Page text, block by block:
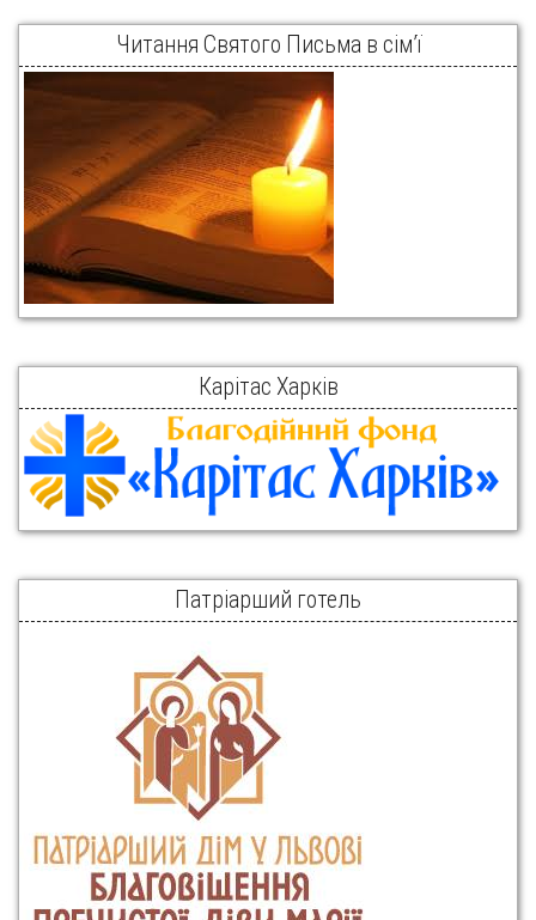
Читання Святого Письма в сім’ї
Карітас Харків
Патріарший готель